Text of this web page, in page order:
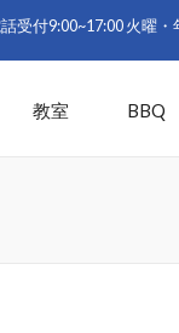
ビーチ」
教室 BBQ